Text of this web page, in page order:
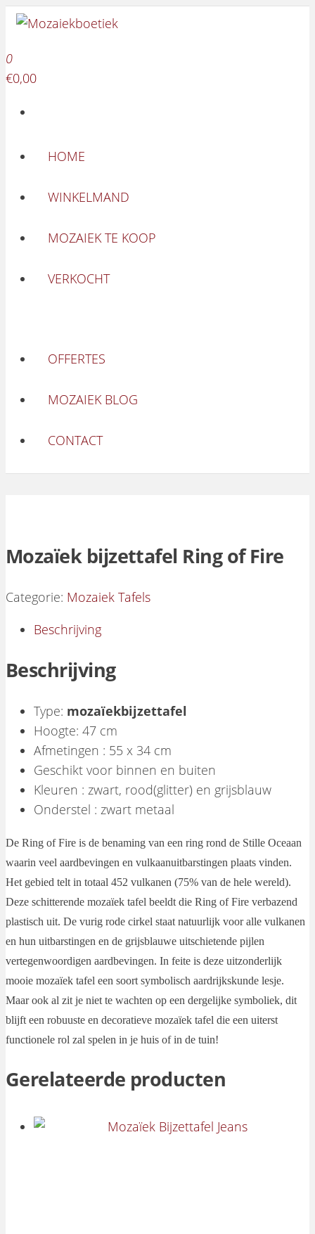
Ga naar de inhoud
0
€0,00
HOME
WINKELMAND
MOZAIEK TE KOOP
VERKOCHT
OFFERTES
MOZAIEK BLOG
CONTACT
Mozaïek bijzettafel Ring of Fire
Categorie: Mozaiek Tafels
Beschrijving
Beschrijving
Type: mozaïekbijzettafel
Hoogte: 47 cm
Afmetingen : 55 x 34 cm
Geschikt voor binnen en buiten
Kleuren : zwart, rood(glitter) en grijsblauw
Onderstel : zwart metaal
De Ring of Fire is de benaming van een ring rond de Stille Oceaan
waarin veel aardbevingen en vulkaanuitbarstingen plaats vinden.
Het gebied telt in totaal 452 vulkanen (75% van de hele wereld).
Deze schitterende mozaïek tafel beeldt die Ring of Fire verbazend
plastisch uit. De vurig rode cirkel staat natuurlijk voor alle vulkanen
en hun uitbarstingen en de grijsblauwe uitschietende pijlen
vertegenwoordigen aardbevingen. In feite is deze uitzonderlijk
mooie mozaïek tafel een soort symbolisch aardrijkskunde lesje.
Maar ook al zit je niet te wachten op een dergelijke symboliek, dit
blijft een robuuste en decoratieve mozaïek tafel die een uiterst
functionele rol zal spelen in je huis of in de tuin!
Gerelateerde producten